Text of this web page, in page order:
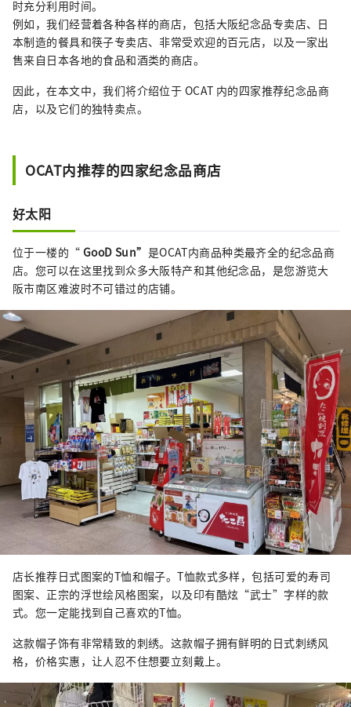
时充分利用时间。
例如，我们经营着各种各样的商店，包括大阪纪念品专卖店、日
本制造的餐具和筷子专卖店、非常受欢迎的百元店，以及一家出
售来自日本各地的食品和酒类的商店。
因此，在本文中，我们将介绍位于 OCAT 内的四家推荐纪念品商
店，以及它们的独特卖点。
OCAT内推荐的四家纪念品商店
好太阳
位于一楼的“ GooD Sun” 是OCAT内商品种类最齐全的纪念品商
店。您可以在这里找到众多大阪特产和其他纪念品，是您游览大
阪市南区难波时不可错过的店铺。
店长推荐日式图案的T恤和帽子。T恤款式多样，包括可爱的寿司
图案、正宗的浮世绘风格图案，以及印有酷炫“武士”字样的款
式。您一定能找到自己喜欢的T恤。
这款帽子饰有非常精致的刺绣。这款帽子拥有鲜明的日式刺绣风
格，价格实惠，让人忍不住想要立刻戴上。